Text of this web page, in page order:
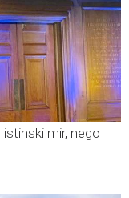
mir, nego